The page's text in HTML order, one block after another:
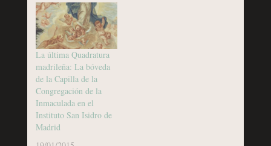
La última Quadratura
madrileña: La bóveda
de la Capilla de la
Congregación de la
Inmaculada en el
Instituto San Isidro de
Madrid